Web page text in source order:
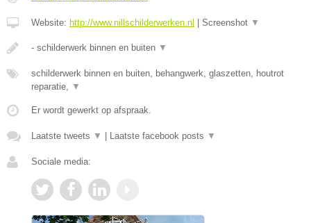
Website: http://www.nillschilderwerken.nl Screenshot ▼
- schilderwerk binnen en buiten ▼
schilderwerk binnen en buiten, behangwerk, glaszetten, houtrot
reparatie, ▼
Er wordt gewerkt op afspraak.
Laatste tweets ▼ Laatste facebook posts ▼
Sociale media: